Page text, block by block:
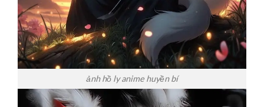
ảnh hồ ly anime huyền bí